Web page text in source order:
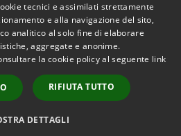
Copyright © 2026 • Comune di
Bitonto • Powered by
Municipium•
Accesso
redazione
tecnici e assimilati strettamente
e alla navigazione del sito,
analitico al solo fine di elaborare
aggregate e anonime.
la cookie policy al seguente link
RIFIUTA TUTTO
DETTAGLI